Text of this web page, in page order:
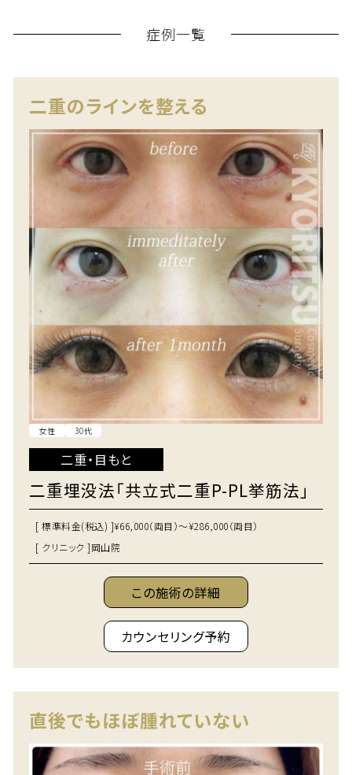
症例一覧
二重のラインを整える
女性 30代
二重・目もと
二重埋没法「共立式二重P-PL挙筋法」
[ 標準料金(税込) ]¥66,000（両目）～¥286,000（両目）
[ クリニック ]岡山院
この施術の詳細
カウンセリング予約
直後でもほぼ腫れていない